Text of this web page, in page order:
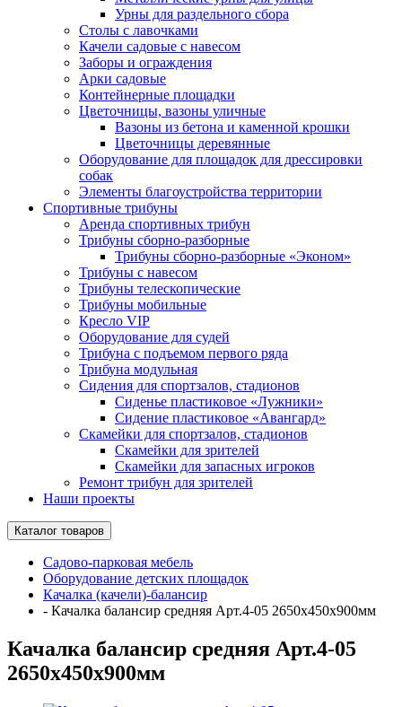
Урны для раздельного сбора
Столы с лавочками
Качели садовые с навесом
Заборы и ограждения
Арки садовые
Контейнерные площадки
Цветочницы, вазоны уличные
Вазоны из бетона и каменной крошки
Цветочницы деревянные
Оборудование для площадок для дрессировки
собак
Элементы благоустройства территории
Спортивные трибуны
Аренда спортивных трибун
Трибуны сборно-разборные
Трибуны сборно-разборные «Эконом»
Трибуны с навесом
Трибуны телескопические
Трибуны мобильные
Кресло VIP
Оборудование для судей
Трибуна с подъемом первого ряда
Трибуна модульная
Сидения для спортзалов, стадионов
Сиденье пластиковое «Лужники»
Сидение пластиковое «Авангард»
Скамейки для спортзалов, стадионов
Скамейки для зрителей
Скамейки для запасных игроков
Ремонт трибун для зрителей
Наши проекты
Каталог товаров
Садово-парковая мебель
Оборудование детских площадок
Качалка (качели)-балансир
- Качалка балансир средняя Арт.4-05 2650х450х900мм
Качалка балансир средняя Арт.4-05
2650х450х900мм